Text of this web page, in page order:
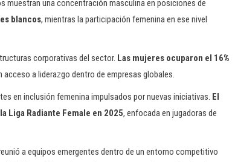
muestran una concentración masculina en posiciones de
blancos, mientras la participación femenina en ese nivel
corporativas del sector. Las mujeres ocuparon el 16%
a liderazgo dentro de empresas globales.
en inclusión femenina impulsados por nuevas iniciativas. El
Liga Radiante Female en 2025, enfocada en jugadoras de
a equipos emergentes dentro de un entorno competitivo